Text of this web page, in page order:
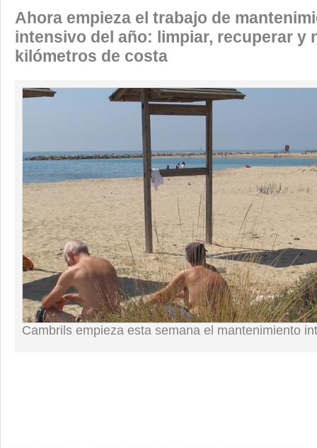
Ahora empieza el trabajo de
intensivo del año: limpiar, recuperar y
kilómetros de costa
Cambrils empieza esta semana el mantenimiento